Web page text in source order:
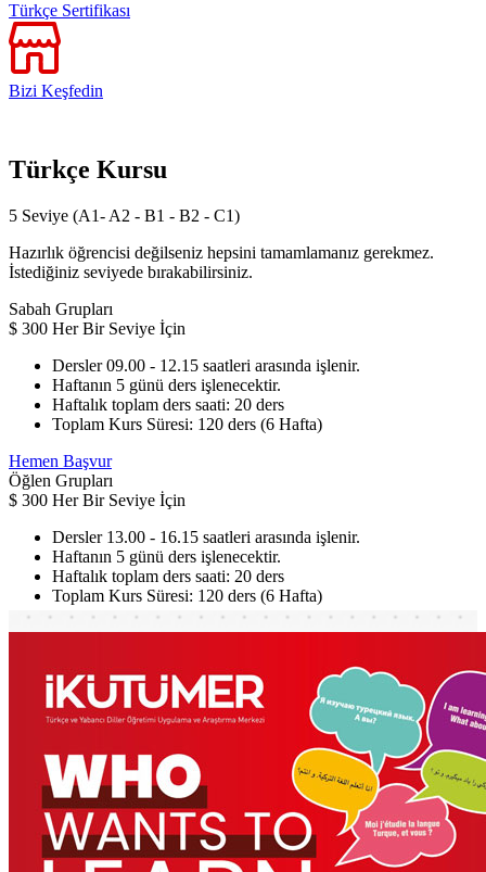
Türkçe Sertifikası
Bizi Keşfedin
Türkçe Kursu
5 Seviye (A1- A2 - B1 - B2 - C1)
Hazırlık öğrencisi değilseniz hepsini tamamlamanız gerekmez.
İstediğiniz seviyede bırakabilirsiniz.
Sabah Grupları
$ 300 Her Bir Seviye İçin
Dersler 09.00 - 12.15 saatleri arasında işlenir.
Haftanın 5 günü ders işlenecektir.
Haftalık toplam ders saati: 20 ders
Toplam Kurs Süresi: 120 ders (6 Hafta)
Hemen Başvur
Öğlen Grupları
$ 300 Her Bir Seviye İçin
Dersler 13.00 - 16.15 saatleri arasında işlenir.
Haftanın 5 günü ders işlenecektir.
Haftalık toplam ders saati: 20 ders
Toplam Kurs Süresi: 120 ders (6 Hafta)
Hemen Başvur